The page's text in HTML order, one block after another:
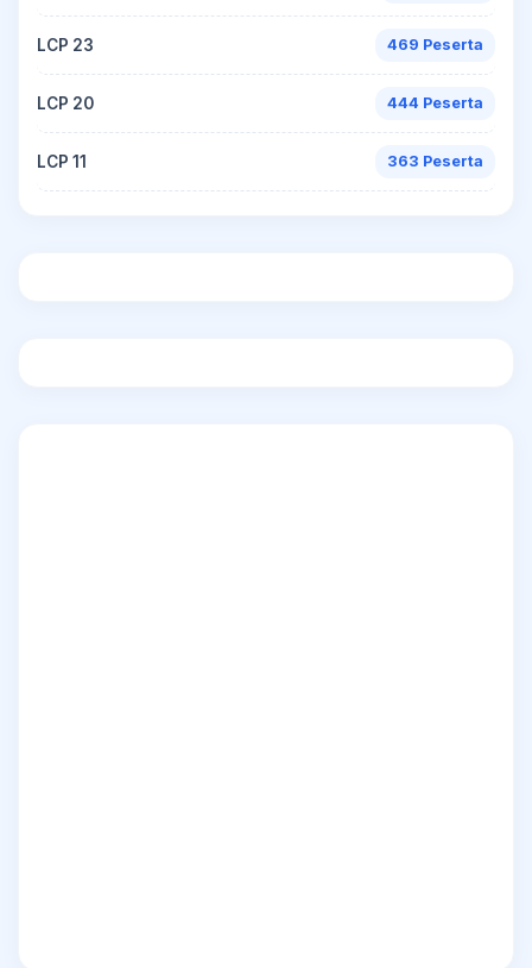
LCP 23 469 Peserta
LCP 20 444 Peserta
LCP 11 363 Peserta